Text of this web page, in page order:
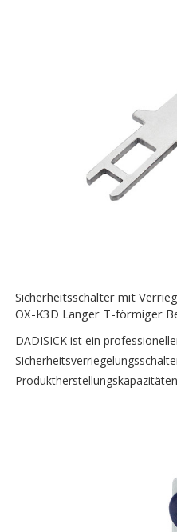
Sicherheitsschalter mit
OX-K3D Langer T-förmiger
DADISICK ist ein